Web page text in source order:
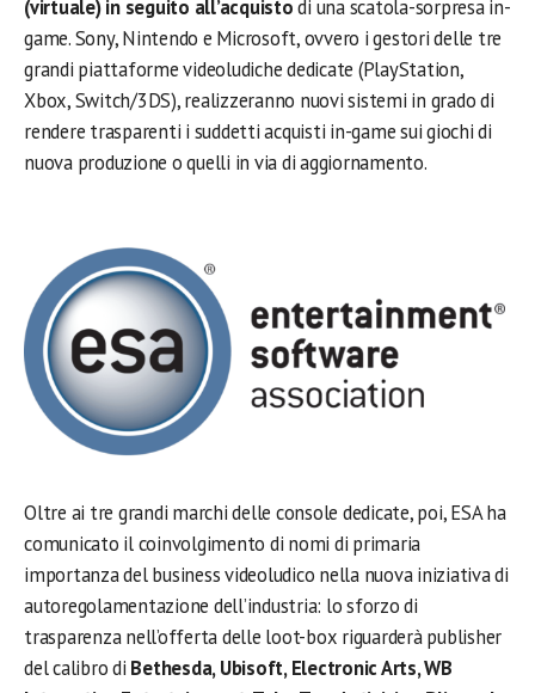
(virtuale) in seguito all’acquistodi una scatola-sorpresa in-
game. Sony, Nintendo e Microsoft, ovvero i gestori delle tre
grandi piattaforme videoludiche dedicate (PlayStation,
Xbox, Switch/3DS), realizzeranno nuovi sistemi in grado di
rendere trasparenti i suddetti acquisti in-game sui giochi di
nuova produzione o quelli in via di aggiornamento.
Oltre ai tre grandi marchi delle console dedicate, poi, ESA ha
comunicato il coinvolgimento di nomi di primaria
importanza del business videoludico nella nuova iniziativa di
autoregolamentazione dell’industria: lo sforzo di
trasparenza nell’offerta delle loot-box riguarderà publisher
del calibro di Bethesda, Ubisoft, Electronic Arts, WB